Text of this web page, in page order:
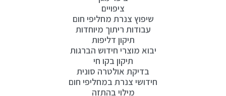
ציפויים
שיפוץ צנרת מחליפי חום
עבודות ריתוך מיוחדות
תיקון דליפות
יבוא מוצרי חידוש הברגות
תיקון בקו חי
בדיקת אולטרה סונית
חידושי צנרת במחליפי חום
מילוי בהתזה